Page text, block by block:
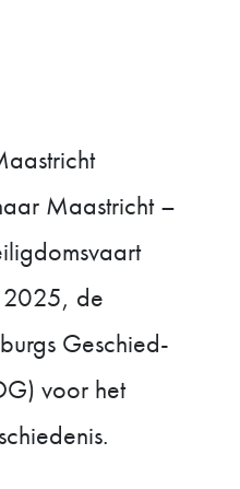
Maastricht –
2025, de
Geschied-
voor het